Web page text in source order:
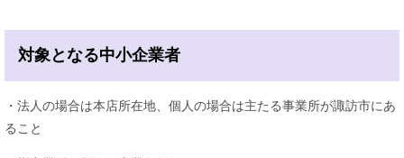
対象となる中小企業者
・法人の場合は本店所在地、個人の場合は主たる事業所が諏訪市にあ
ること